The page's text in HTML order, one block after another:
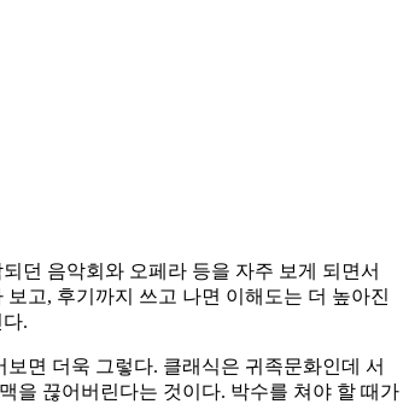
던 음악회와 오페라 등을 자주 보게 되면서
고, 후기까지 쓰고 나면 이해도는 더 높아진
.
면 더욱 그렇다. 클래식은 귀족문화인데 서
을 끊어버린다는 것이다. 박수를 쳐야 할 때가